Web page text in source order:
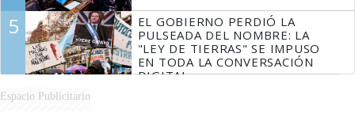
5
EL GOBIERNO PERDIÓ LA
PULSEADA DEL NOMBRE: LA
"LEY DE TIERRAS" SE IMPUSO
EN TODA LA CONVERSACIÓN
DIGITAL
Espacio Publicitario